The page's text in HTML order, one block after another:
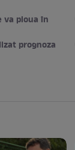
va ploua în
prognoza